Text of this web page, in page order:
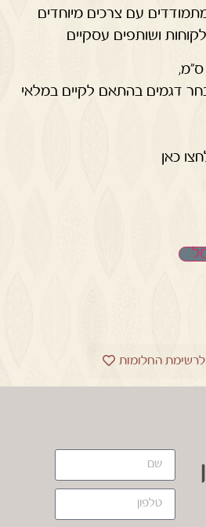
עם צרכים מיוחדים
ושותפים עסקיים
דגמים בהתאם לקיים במלאי
כאן
החלומות